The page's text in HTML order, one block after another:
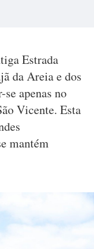
Estrada
da Areia e dos
apenas no
Vicente. Esta
mantém